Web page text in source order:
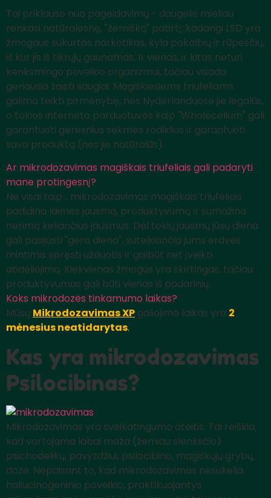
Tai priklauso nuo pageidavimų - daugelis mieliau
renkasi natūralesnę, "žemišką" patirtį; kadangi LSD yra
žmogaus sukurtas narkotikas, kyla pokalbių ir rūpesčių,
iš kur jis iš tikrųjų gaunamas. Ir vienas, ir kitas neturi
kenksmingo poveikio organizmui, tačiau visada
geriausia žaisti saugiai. Magiškiesiems triufeliams
galima teikti pirmenybę, nes Nyderlanduose jie legalūs,
o tokios interneto parduotuvės kaip "Wholecelium" gali
garantuoti geresnius sėkmės rodiklius ir garantuoti
savo produktą (nes jie natūralūs).
Ar mikrodozavimas magiškais triufeliais gali padaryti
mane protingesnį?
Ne visai taip... mikrodozavimas magiškais triufeliais
padidina laimės jausmą, produktyvumą ir sumažina
nerimą keliančius jausmus. Dėl tokių jausmų jūsų diena
gali pasijusti "gera diena", suteikiančia jums erdvės
mintimis spręsti užduotis ir galbūt net įveikti
atidėliojimą. Kiekvienas žmogus yra skirtingas, tačiau
produktyvumas gali būti vienas iš padarinių.
Koks mikrodozės tinkamumo laikas?
Mūsų Mikrodozavimas XP galiojimo laikas yra 2
mėnesius neatidarytas.
Kas yra mikrodozavimas
Psilocibinas?
Mikrodozavimas yra sveikatingumo ateitis. Tai reiškia,
kad vartojama labai maža (žemiau slenksčio)
psichodelikų, pavyzdžiui, psilocibino, magiškųjų grybų,
dozė. Nepaisant to, kad mikrodozavimas nesukelia
haliucinogeninio poveikio, praktikuojantys